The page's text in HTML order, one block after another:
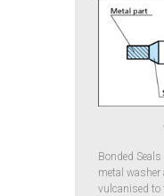
Bonded
metal
vulcanised to